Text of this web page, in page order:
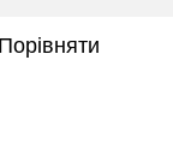
Порівняти